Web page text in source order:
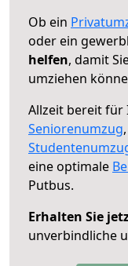
Ob ein
oder ein
helfen, damit
umziehen
Allzeit bereit für
Seniorenumzug,
eine optimale
Putbus.
Erhalten Sie
unverbindliche